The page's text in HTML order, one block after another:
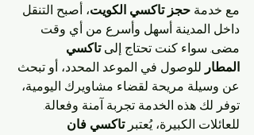
مع خدمة حجز تاكسي الكويت، أصبح التنقل
داخل المدينة أسهل وأسرع من أي وقت
مضى. سواء كنت تحتاج إلى تاكسي
المطار للوصول في الموعد المحدد، أو تبحث
عن وسيلة مريحة لقضاء مشاويرك اليومية،
توفر لك هذه الخدمة تجربة آمنة وفعالة.
للعائلات الكبيرة، يُعتبر تاكسي فان